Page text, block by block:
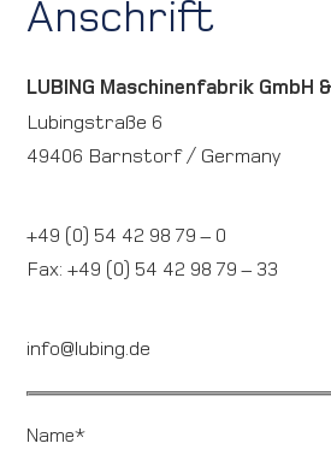
Anschrift
LUBING Maschinenfabrik GmbH
Lubingstraße 6
49406 Barnstorf / Germany
+49 (0) 54 42 98 79 – 0
Fax:+49 (0) 54 42 98 79 – 33
info@lubing.de
Name*